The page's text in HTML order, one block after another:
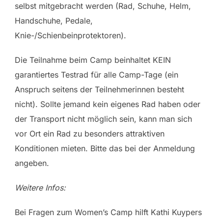
selbst mitgebracht werden (Rad, Schuhe, Helm,
Handschuhe, Pedale,
Knie-/Schienbeinprotektoren).
Die Teilnahme beim Camp beinhaltet KEIN
garantiertes Testrad für alle Camp-Tage (ein
Anspruch seitens der Teilnehmerinnen besteht
nicht). Sollte jemand kein eigenes Rad haben oder
der Transport nicht möglich sein, kann man sich
vor Ort ein Rad zu besonders attraktiven
Konditionen mieten. Bitte das bei der Anmeldung
angeben.
Weitere Infos:
Bei Fragen zum Women’s Camp hilft Kathi Kuypers